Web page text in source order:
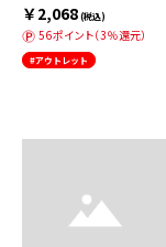
￥2,068(税込)
56ポイント（3％還元）
#アウトレット